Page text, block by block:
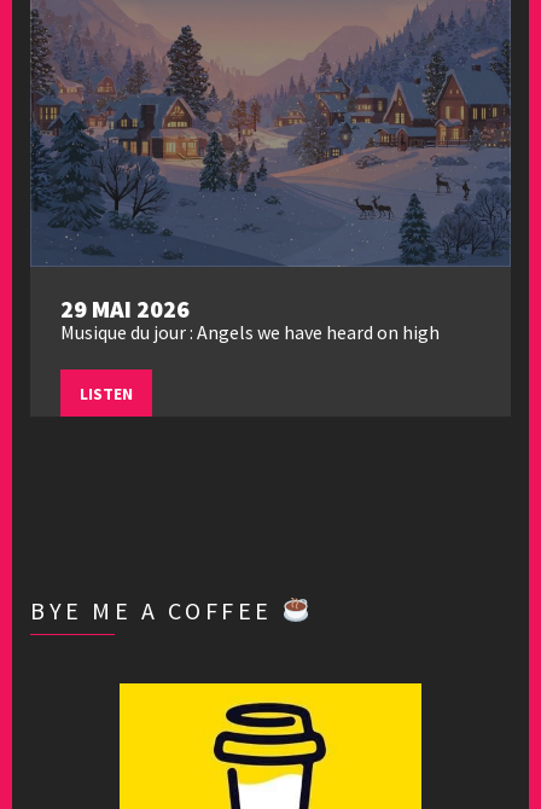
29 MAI 2026
Musique du jour : Angels we have heard on high
LISTEN
BYE ME A COFFEE